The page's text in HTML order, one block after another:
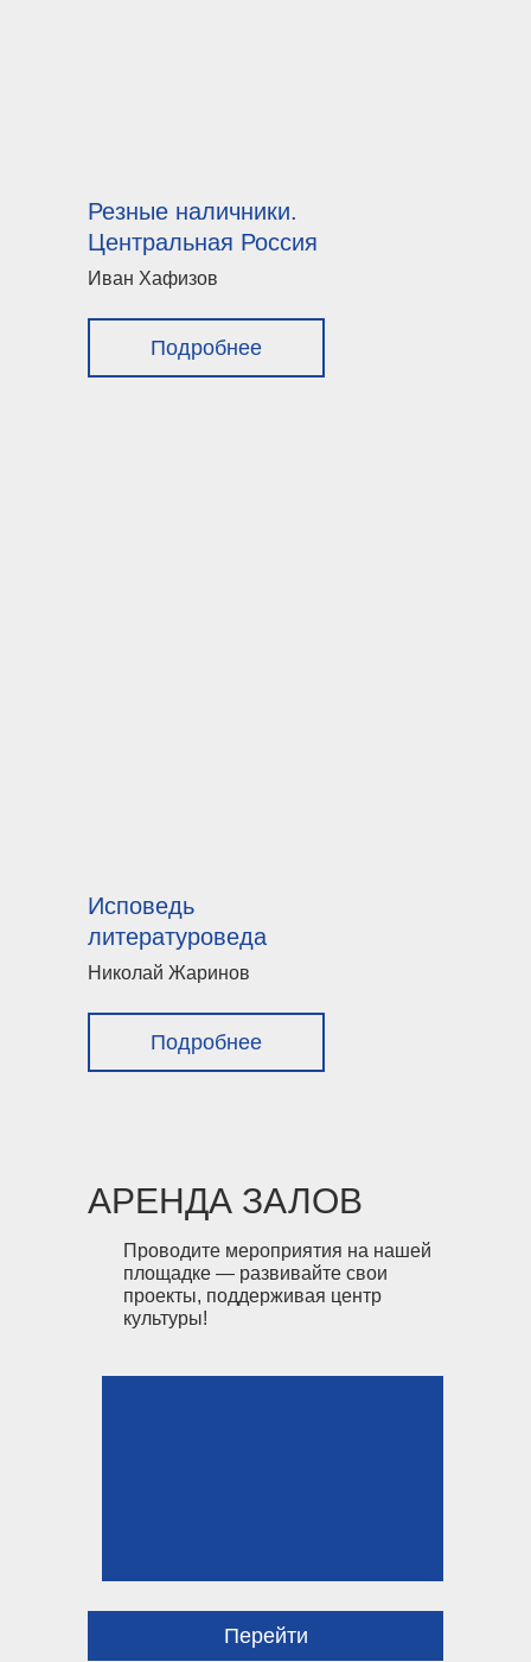
Иван Хафизов
Резные наличники.
Центральная Россия
Подробнее
Николай Жаринов
Исповедь
литературоведа
Подробнее
АРЕНДА ЗАЛОВ
Проводите мероприятия на нашей
площадке — развивайте свои
проекты, поддерживая центр
культуры!
Перейти